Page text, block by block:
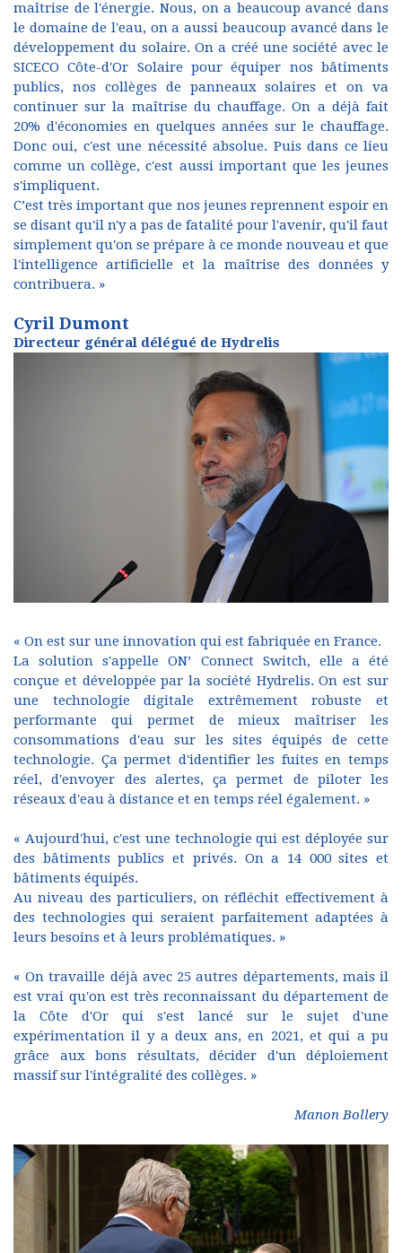
maîtrise de l'énergie. Nous, on a beaucoup avancé dans
le domaine de l'eau, on a aussi beaucoup avancé dans le
développement du solaire. On a créé une société avec le
SICECO Côte-d'Or Solaire pour équiper nos bâtiments
publics, nos collèges de panneaux solaires et on va
continuer sur la maîtrise du chauffage. On a déjà fait
20% d'économies en quelques années sur le chauffage.
Donc oui, c'est une nécessité absolue. Puis dans ce lieu
comme un collège, c'est aussi important que les jeunes
s'impliquent.
C’est très important que nos jeunes reprennent espoir en
se disant qu'il n'y a pas de fatalité pour l'avenir, qu'il faut
simplement qu'on se prépare à ce monde nouveau et que
l'intelligence artificielle et la maîtrise des données y
contribuera. »
Cyril Dumont
Directeur général délégué de Hydrelis
« On est sur une innovation qui est fabriquée en France.
La solution s'appelle ON’ Connect Switch, elle a été
conçue et développée par la société Hydrelis. On est sur
une technologie digitale extrêmement robuste et
performante qui permet de mieux maîtriser les
consommations d'eau sur les sites équipés de cette
technologie. Ça permet d'identifier les fuites en temps
réel, d'envoyer des alertes, ça permet de piloter les
réseaux d'eau à distance et en temps réel également. »
« Aujourd'hui, c'est une technologie qui est déployée sur
des bâtiments publics et privés. On a 14 000 sites et
bâtiments équipés.
Au niveau des particuliers, on réfléchit effectivement à
des technologies qui seraient parfaitement adaptées à
leurs besoins et à leurs problématiques. »
« On travaille déjà avec 25 autres départements, mais il
est vrai qu'on est très reconnaissant du département de
la Côte d'Or qui s'est lancé sur le sujet d'une
expérimentation il y a deux ans, en 2021, et qui a pu
grâce aux bons résultats, décider d'un déploiement
massif sur l'intégralité des collèges. »
Manon Bollery